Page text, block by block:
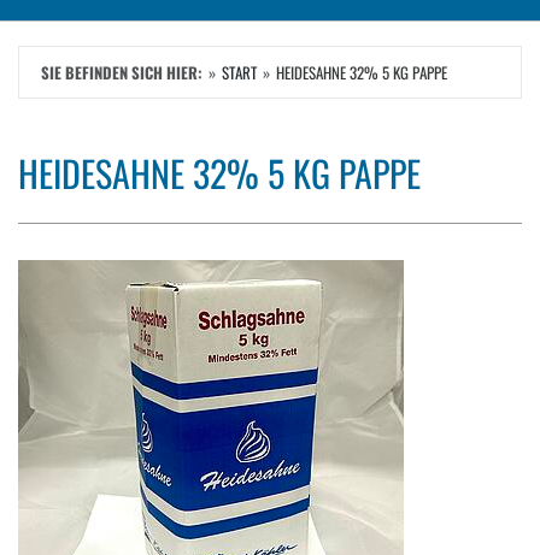
SIE BEFINDEN SICH HIER: START HEIDESAHNE 32% 5 KG PAPPE
HEIDESAHNE 32% 5 KG PAPPE